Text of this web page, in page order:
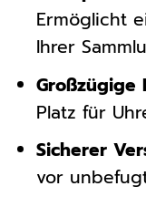
Ermöglicht
Ihrer
Großzügige
Platz für
Sicherer
vor